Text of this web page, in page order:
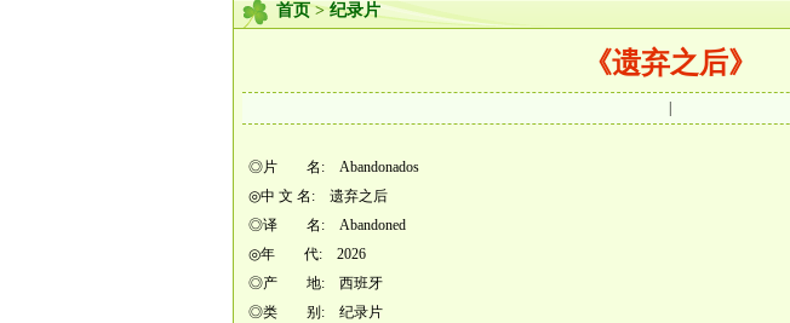
首页>纪录片
《遗弃之后》
◎片 名: Abandonados
◎中 文 名: 遗弃之后
◎译 名: Abandoned
◎年 代: 2026
◎产 地: 西班牙
◎类 别: 纪录片